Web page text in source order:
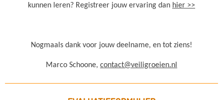
kunnen leren? Registreer jouw ervaring dan hier >>
Nogmaals dank voor jouw deelname, en tot ziens!
Marco Schoone, contact@veiligroeien.nl